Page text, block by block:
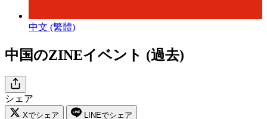
中文 (繁體)
中国のZINEイベント (過去)
シェア
Xでシェア LINEでシェア